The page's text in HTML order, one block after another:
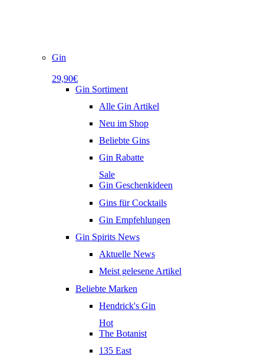
Gin
29,90€
Gin Sortiment
Alle Gin Artikel
Neu im Shop
Beliebte Gins
Gin Rabatte
Sale
Gin Geschenkideen
Gins für Cocktails
Gin Empfehlungen
Gin Spirits News
Aktuelle News
Meist gelesene Artikel
Beliebte Marken
Hendrick's Gin
Hot
The Botanist
135 East